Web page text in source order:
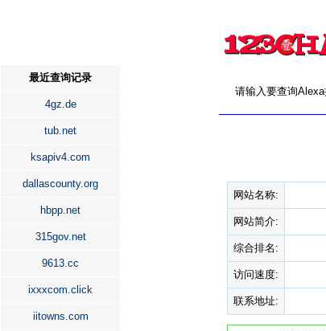
最近查询记录
4gz.de
tub.net
ksapiv4.com
dallascounty.org
hbpp.net
315gov.net
9613.cc
ixxxcom.click
iitowns.com
请输入要查询
网站名称:
网站简介:
综合排名:
访问速度:
联系地址: